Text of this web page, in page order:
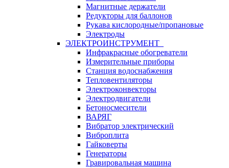
Магнитные держатели
Редукторы для баллонов
Рукава кислородные/пропановые
Электроды
ЭЛЕКТРОИНСТРУМЕНТ
Инфракрасные обогреватели
Измерительные приборы
Станция водоснабжения
Тепловентиляторы
Электроконвекторы
Электродвигатели
Бетоносмесители
ВАРЯГ
Вибратор электрический
Виброплита
Гайковерты
Генераторы
Гравировальная машина